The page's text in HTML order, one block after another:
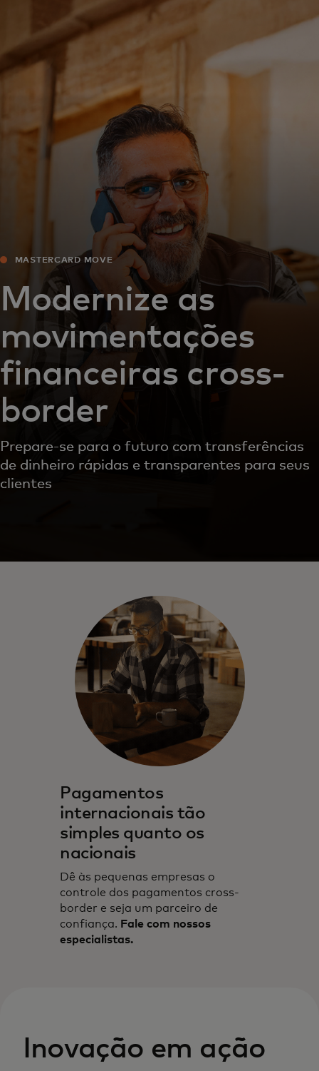
For you
For business
For the world
For innovators
News and trends
MASTERCARD MOVE
Modernize as
movimentações
financeiras cross-
border
Prepare-se para o futuro com transferências
de dinheiro rápidas e transparentes para seus
clientes
Pagamentos
internacionais tão
simples quanto os
nacionais
Dê às pequenas empresas o
controle dos pagamentos cross-
border e seja um parceiro de
confiança. Fale com nossos
especialistas.
Inovação em ação